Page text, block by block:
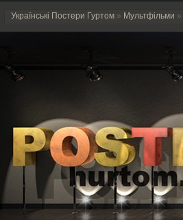
Українські Постери Гуртом » Мультфільми »